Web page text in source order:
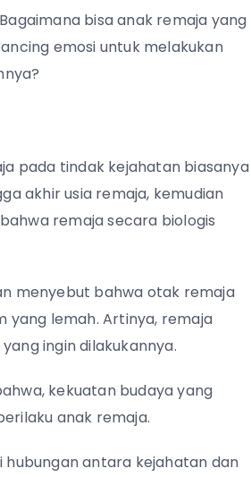
bisa anak remaja yang
emosi untuk melakukan
pada tindak kejahatan biasanya
akhir usia remaja, kemudian
remaja secara biologis
menyebut bahwa otak remaja
yang lemah. Artinya, remaja
ingin dilakukannya.
kekuatan budaya yang
anak remaja.
antara kejahatan dan